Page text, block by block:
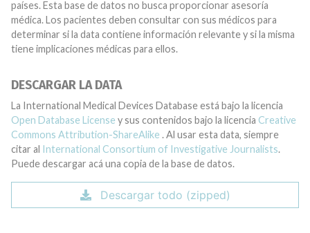
países. Esta base de datos no busca proporcionar asesoría
médica. Los pacientes deben consultar con sus médicos para
determinar si la data contiene información relevante y si la misma
tiene implicaciones médicas para ellos.
DESCARGAR LA DATA
La International Medical Devices Database está bajo la licencia
Open Database License y sus contenidos bajo la licencia Creative
Commons Attribution-ShareAlike . Al usar esta data, siempre
citar al International Consortium of Investigative Journalists.
Puede descargar acá una copia de la base de datos.
Descargar todo (zipped)